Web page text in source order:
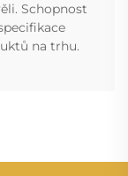
Schopnost
na trhu.